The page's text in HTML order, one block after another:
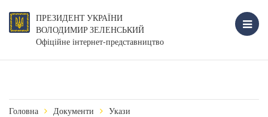
ПРЕЗИДЕНТ УКРАЇНИ
ВОЛОДИМИР ЗЕЛЕНСЬКИЙ
Офіційне інтернет-представництво
Головна Документи Укази